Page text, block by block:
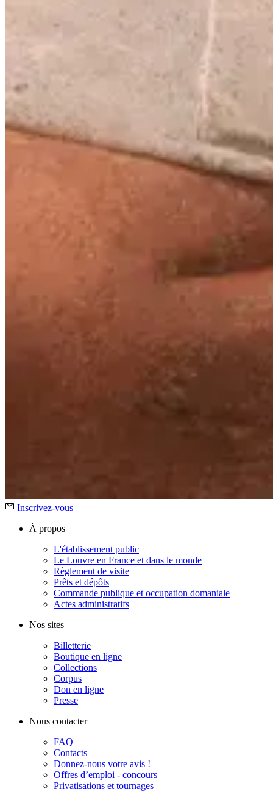
Inscrivez-vous
À propos
L'établissement public
Le Louvre en France et dans le monde
Règlement de visite
Prêts et dépôts
Commande publique et occupation domaniale
Actes administratifs
Nos sites
Billetterie
Boutique en ligne
Collections
Corpus
Don en ligne
Presse
Nous contacter
FAQ
Contacts
Donnez-nous votre avis !
Offres d’emploi - concours
Privatisations et tournages